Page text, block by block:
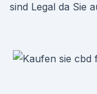
sind Legal da Sie